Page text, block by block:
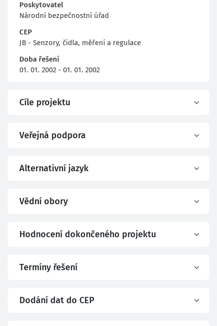
Poskytovatel
Národní bezpečnostní úřad
CEP
JB - Senzory, čidla, měření a regulace
Doba řešení
01. 01. 2002 - 01. 01. 2002
Cíle projektu
Veřejná podpora
Alternativní jazyk
Vědní obory
Hodnocení dokončeného projektu
Termíny řešení
Dodání dat do CEP